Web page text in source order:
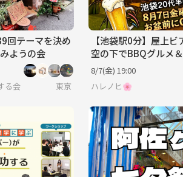
回テーマを決め
ようの会
る会
東京
【池袋駅0分】屋上
空の下でBBQグルメ
ワイワイ楽しもう！
代前半】
8/7(金) 19:00
ハレノヒ🌸